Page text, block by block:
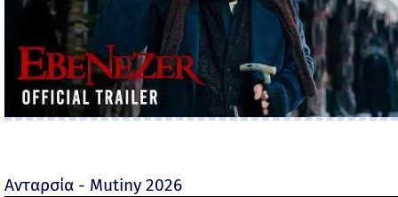
Ανταρσία - Mutiny 2026